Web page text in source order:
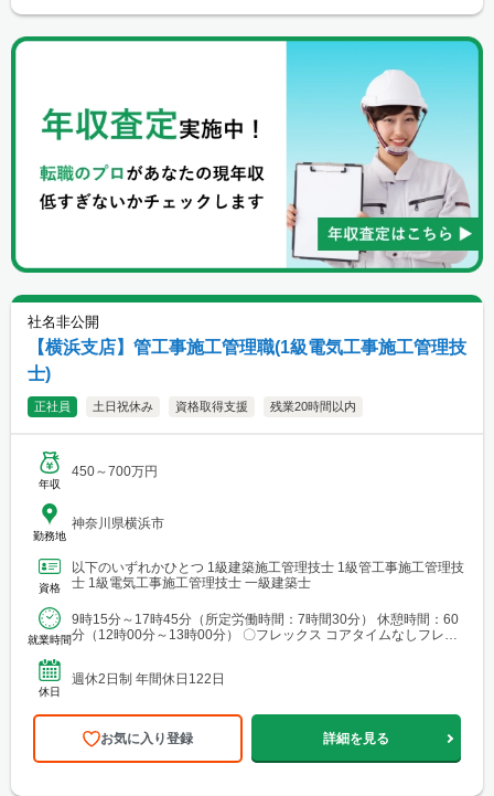
社名非公開
【横浜支店】管工事施工管理職(1級電気工事施工管理技
士)
正社員 土日祝休み 資格取得支援 残業20時間以内
年収
450～700万円
勤務地
神奈川県横浜市
資格
以下のいずれかひとつ 1級建築施工管理技士 1級管工事施工管理技
士 1級電気工事施工管理技士 一級建築士
就業時間
9時15分～17時45分（所定労働時間：7時間30分） 休憩時間：60
分（12時00分～13時00分） 〇フレックス コアタイムなしフレッ
休日
週休2日制 年間休日122日
お気に入り登録 詳細を見る